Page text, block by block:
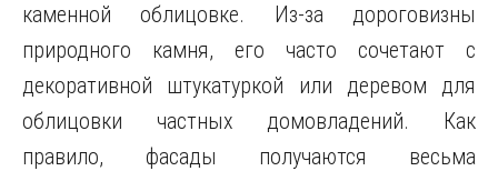
каменной облицовке. Из-за дороговизны
природного камня, его часто сочетают с
декоративной штукатуркой или деревом для
облицовки частных домовладений. Как
правило, фасады получаются весьма